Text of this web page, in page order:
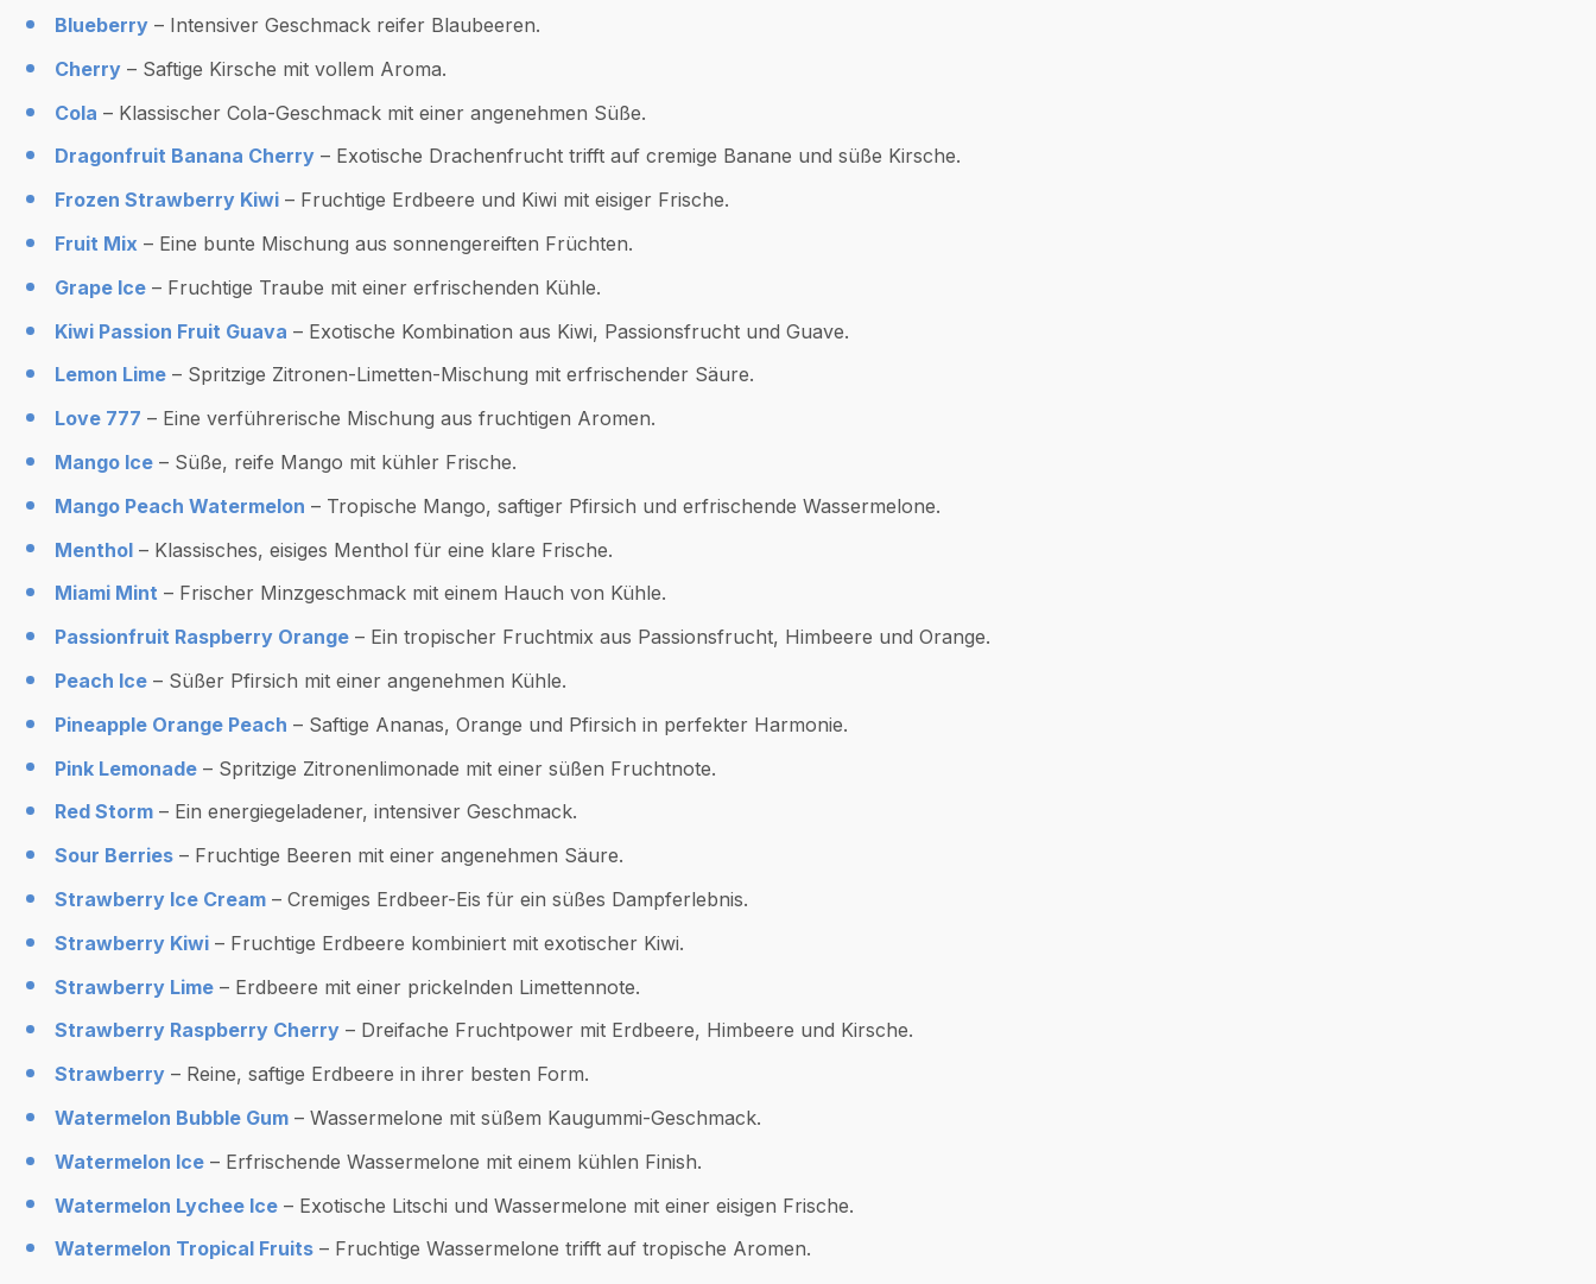
Blueberry– Intensiver Geschmack reifer Blaubeeren.
Cherry– Saftige Kirsche mit vollem Aroma.
Cola – Klassischer Cola-Geschmack mit einer angenehmen Süße.
Dragonfruit Banana Cherry– Exotische Drachenfrucht trifft auf cremige Banane und süße Kirsche.
Frozen Strawberry Kiwi– Fruchtige Erdbeere und Kiwi mit eisiger Frische.
Fruit Mix – Eine bunte Mischung aus sonnengereiften Früchten.
Grape Ice– Fruchtige Traube mit einer erfrischenden Kühle.
Kiwi Passion Fruit Guava – Exotische Kombination aus Kiwi, Passionsfrucht und Guave.
Lemon Lime– Spritzige Zitronen-Limetten-Mischung mit erfrischender Säure.
Love 777 – Eine verführerische Mischung aus fruchtigen Aromen.
Mango Ice– Süße, reife Mango mit kühler Frische.
Mango Peach Watermelon – Tropische Mango, saftiger Pfirsich und erfrischende Wassermelone.
Menthol– Klassisches, eisiges Menthol für eine klare Frische.
Miami Mint – Frischer Minzgeschmack mit einem Hauch von Kühle.
Passionfruit Raspberry Orange– Ein tropischer Fruchtmix aus Passionsfrucht, Himbeere und Orange.
Peach Ice– Süßer Pfirsich mit einer angenehmen Kühle.
Pineapple Orange Peach – Saftige Ananas, Orange und Pfirsich in perfekter Harmonie.
Pink Lemonade– Spritzige Zitronenlimonade mit einer süßen Fruchtnote.
Red Storm– Ein energiegeladener, intensiver Geschmack.
Sour Berries– Fruchtige Beeren mit einer angenehmen Säure.
Strawberry Ice Cream– Cremiges Erdbeer-Eis für ein süßes Dampferlebnis.
Strawberry Kiwi– Fruchtige Erdbeere kombiniert mit exotischer Kiwi.
Strawberry Lime– Erdbeere mit einer prickelnden Limettennote.
Strawberry Raspberry Cherry– Dreifache Fruchtpower mit Erdbeere, Himbeere und Kirsche.
Strawberry– Reine, saftige Erdbeere in ihrer besten Form.
Watermelon Bubble Gum– Wassermelone mit süßem Kaugummi-Geschmack.
Watermelon Ice– Erfrischende Wassermelone mit einem kühlen Finish.
Watermelon Lychee Ice– Exotische Litschi und Wassermelone mit einer eisigen Frische.
Watermelon Tropical Fruits– Fruchtige Wassermelone trifft auf tropische Aromen.